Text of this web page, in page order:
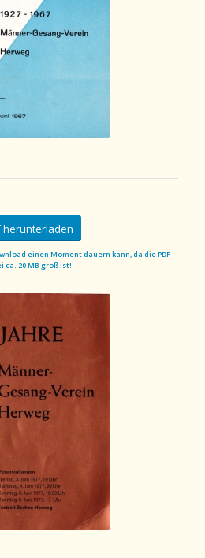
herunterladen
einen Moment dauern kann, da die PDF
ca. 20 MB groß ist!